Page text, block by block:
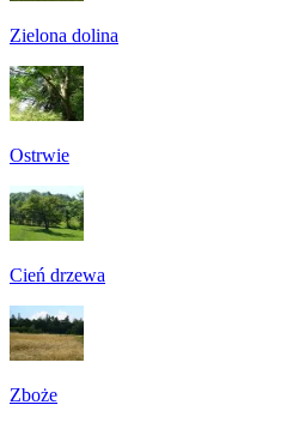
Zielona dolina
Ostrwie
Cień drzewa
Zboże